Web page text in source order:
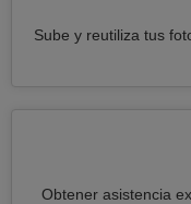
Sube y reutiliza tus
Obtener asistencia